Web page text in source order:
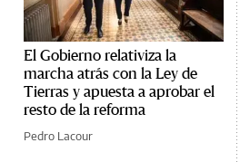
El Gobierno relativiza la
marcha atrás con la Ley de
Tierras y apuesta a aprobar el
resto de la reforma
Pedro Lacour